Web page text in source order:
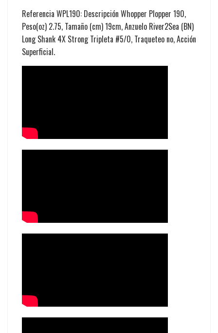
Referencia WPL190: Descripción Whopper Plopper 190,
Peso(oz) 2.75, Tamaño (cm) 19cm, Anzuelo River2Sea (BN)
Long Shank 4X Strong Tripleta #5/0, Traqueteo no, Acción
Superficial.